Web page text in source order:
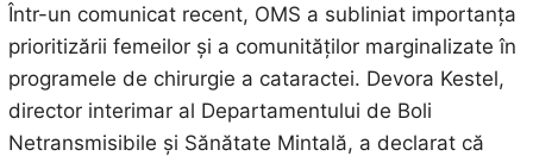
Într-un comunicat recent, OMS a subliniat importanța
prioritizării femeilor și a comunităților marginalizate în
programele de chirurgie a cataractei. Devora Kestel,
director interimar al Departamentului de Boli
Netransmisibile și Sănătate Mintală, a declarat că